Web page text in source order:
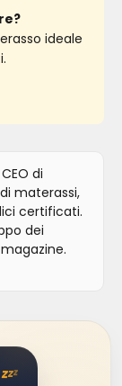
ideale
di
materassi,
certificati.
dei
zzz